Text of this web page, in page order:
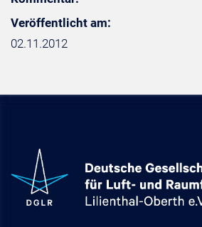
Veröffentlicht am:
02.11.2012